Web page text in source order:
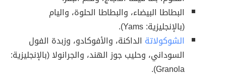
البطاطا البيضاء، والبطاطا الحلوة، واليام
(بالإنجليزية: Yams).
الشوكولاتة الداكنة، والأفوكادو، وزبدة الفول
السوداني، وحليب جوز الهند، والجرانولا (بالإنجليزية:
Granola).